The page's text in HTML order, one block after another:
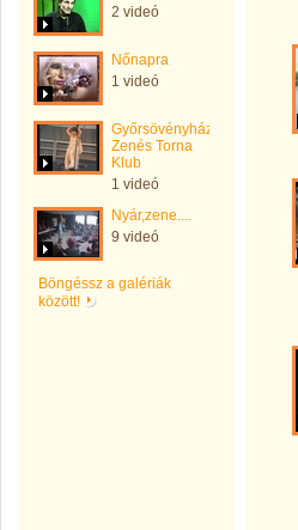
2 videó
Nőnapra
1 videó
Győrsövényházi
Zenés Torna
Klub
1 videó
Nyár,zene....
9 videó
Böngéssz a galériák
között!